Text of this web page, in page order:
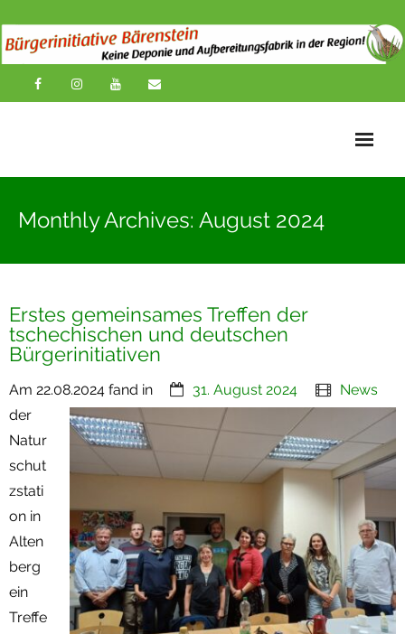
Über uns
Publikationen
Impressionen
Termine
Newsletter
Monthly Archives: August 2024
Erstes gemeinsames Treffen der
tschechischen und deutschen
Bürgerinitiativen
31. August 2024 News
Am 22.08.2024 fand in
der
Natur
schut
zstati
on in
Alten
berg
ein
Treffe